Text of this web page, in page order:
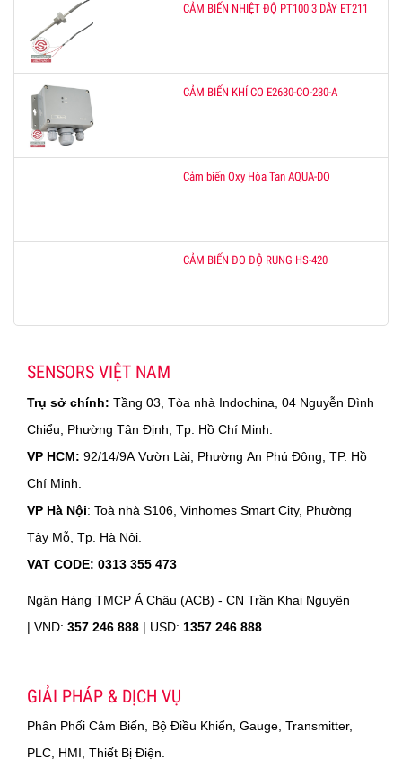
CẢM BIẾN NHIỆT ĐỘ PT100 3 DÂY ET211
CẢM BIẾN KHÍ CO E2630-CO-230-A
Cảm biến Oxy Hòa Tan AQUA-DO
CẢM BIẾN ĐO ĐỘ RUNG HS-420
SENSORS VIỆT NAM
Trụ sở chính: Tầng 03, Tòa nhà Indochina, 04 Nguyễn Đình
Chiểu, Phường Tân Định, Tp. Hồ Chí Minh.
VP HCM: 92/14/9A Vườn Lài, Phường An Phú Đông, TP. Hồ
Chí Minh.
VP Hà Nội: Toà nhà S106, Vinhomes Smart City, Phường
Tây Mỗ, Tp. Hà Nội.
VAT CODE: 0313 355 473
Ngân Hàng TMCP Á Châu (ACB) - CN Trần Khai Nguyên
| VND: 357 246 888 | USD: 1357 246 888
GIẢI PHÁP & DỊCH VỤ
Phân Phối Cảm Biến, Bộ Điều Khiển, Gauge, Transmitter,
PLC, HMI, Thiết Bị Điện.